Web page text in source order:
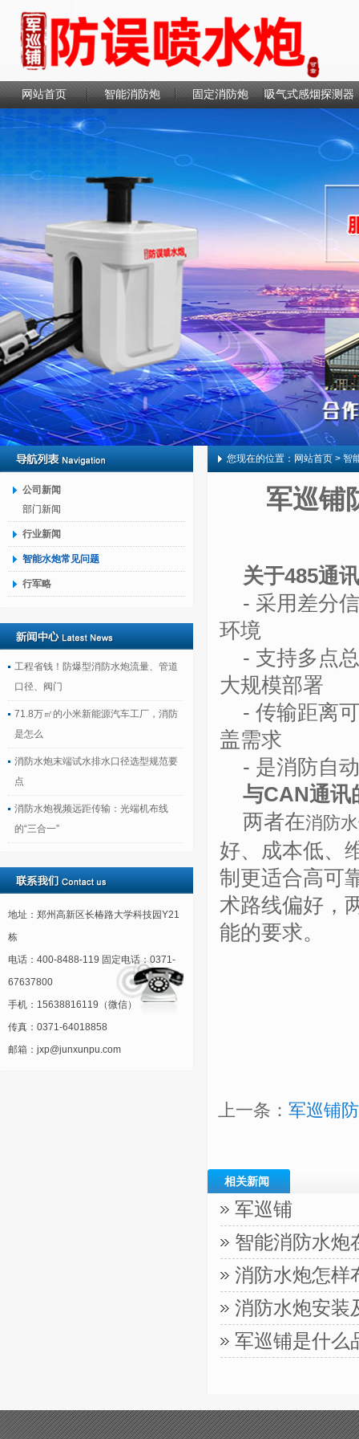
网站首页 智能消防炮 固定消防炮 吸气式感烟探测器
联系我们
公司新闻
部门新闻
行业新闻
智能水炮常见问题
行军略
工程省钱！防爆型消防水炮流量、管道
口径、阀门
71.8万㎡的小米新能源汽车工厂，消防
是怎么
消防水炮末端试水排水口径选型规范要
点
消防水炮视频远距传输：光端机布线
的“三合一”
地址：郑州高新区长椿路大学科技园Y21
栋
电话：400-8488-119 固定电话：0371-
67637800
手机：15638816119（微信）
传真：0371-64018858
邮箱：jxp@junxunpu.com
您现在的位置： 网站首页 > 智
军巡铺
关于485通
- 采用差分
环境
- 支持多点
大规模部署
- 传输距离
盖需求
- 是消防自
与CAN通讯
两者在消防
好、成本低、
制更适合高可
术路线偏好，
能的要求。
上一条： 军巡铺
相关新闻
军巡铺
智能消防水炮
消防水炮怎样
消防水炮安装
军巡铺是什么